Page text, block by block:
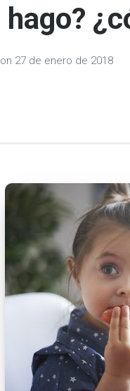
hago?
on 27 de enero de 2018